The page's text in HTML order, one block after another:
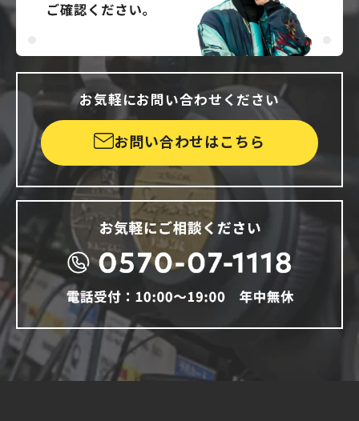
お気軽にお問い合わせください
お問い合わせはこちら